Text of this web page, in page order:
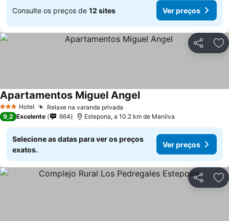
Consulte os preços de 12 sites Ver preços
Partilhar
3 EstrelasHotel Relaxe na varanda privada
Apartamentos Miguel AngelVer preços
9,2 Excelente 664 Estepona, a 10.2 km de Manilva
Selecione as datas para ver os preços
exatos.
Ver preços
Partilhar